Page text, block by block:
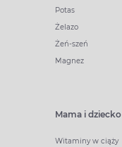
Potas
Żelazo
Żeń-szeń
Magnez
Mama i dziecko
Witaminy w ciąży